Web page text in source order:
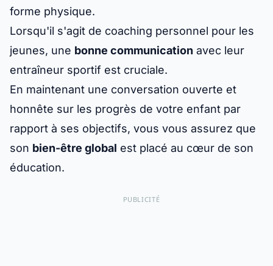
forme physique.
Lorsqu'il s'agit de coaching personnel pour les
jeunes, une bonne communication avec leur
entraîneur sportif est cruciale.
En maintenant une conversation ouverte et
honnête sur les progrès de votre enfant par
rapport à ses objectifs, vous vous assurez que
son bien-être global est placé au cœur de son
éducation.
PUBLICITÉ